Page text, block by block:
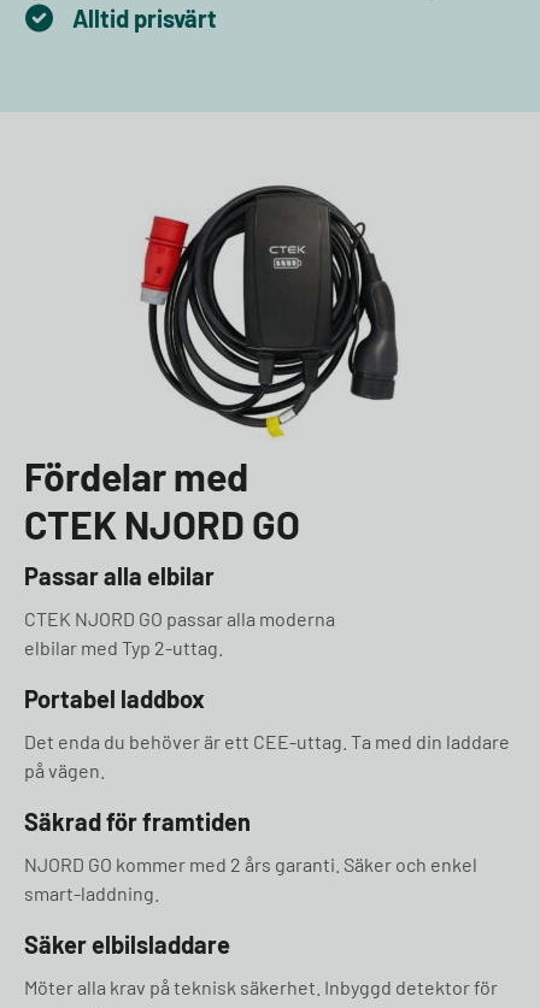
Alltid prisvärt
Fördelar med
CTEK NJORD GO
Passar alla elbilar
CTEK NJORD GO passar alla moderna
elbilar med Typ 2-uttag.
Portabel laddbox
Det enda du behöver är ett CEE-uttag. Ta med din laddare
på vägen.
Säkrad för framtiden
NJORD GO kommer med 2 års garanti. Säker och enkel
smart-laddning.
Säker elbilsladdare
Möter alla krav på teknisk säkerhet. Inbyggd detektor för